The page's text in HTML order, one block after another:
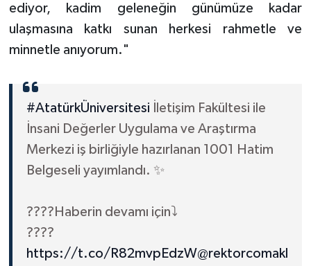
ediyor, kadim geleneğin günümüze kadar
ulaşmasına katkı sunan herkesi rahmetle ve
minnetle anıyorum."
#AtatürkÜniversitesi İletişim Fakültesi ile
İnsani Değerler Uygulama ve Araştırma
Merkezi iş birliğiyle hazırlanan 1001 Hatim
Belgeseli yayımlandı. ✨
????Haberin devamı için⤵️
????
https://t.co/R82mvpEdzW@rektorcomakl
Hatay Müftülüğü
Iğdır Müftülüğü
Isparta Müftülüğü
İstanbul Müftülüğü
İzmir Müftülüğü
Karabük Müftülüğü